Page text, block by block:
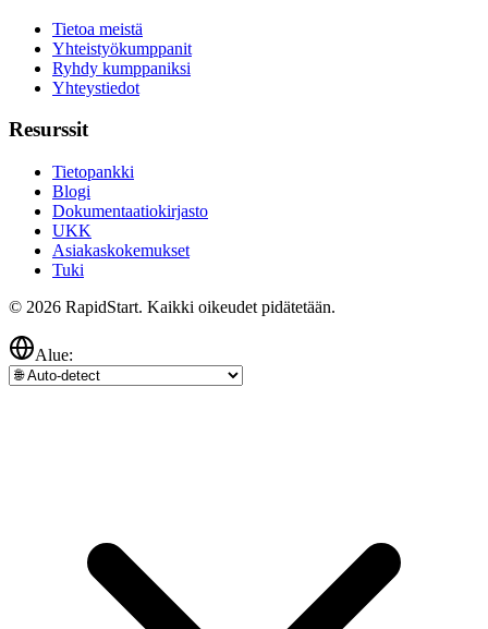
Tietoa meistä
Yhteistyökumppanit
Ryhdy kumppaniksi
Yhteystiedot
Resurssit
Tietopankki
Blogi
Dokumentaatiokirjasto
UKK
Asiakaskokemukset
Tuki
© 2026 RapidStart. Kaikki oikeudet pidätetään.
Alue: